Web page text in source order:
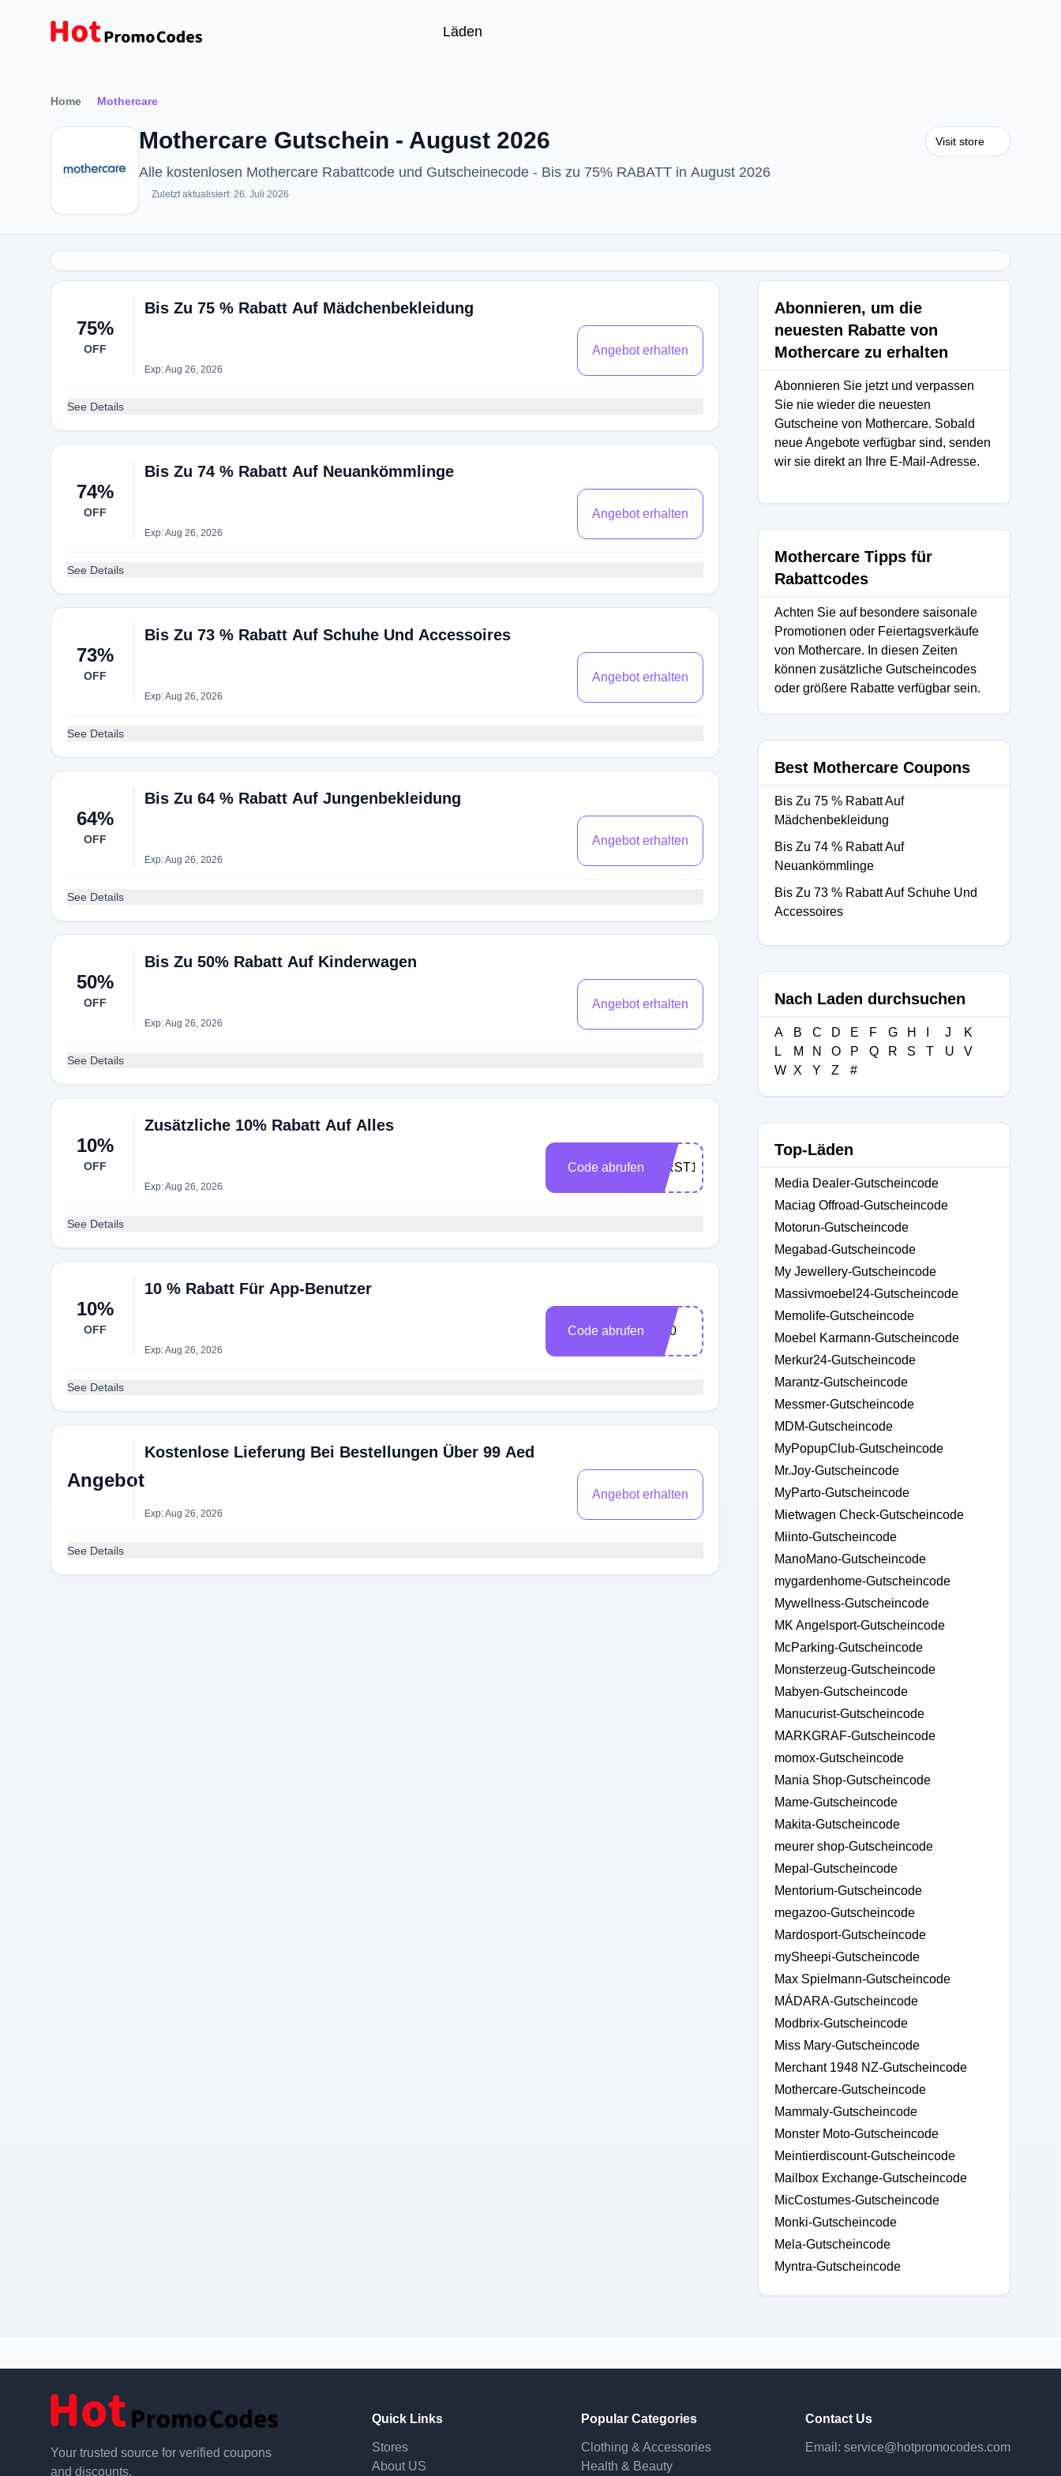
Läden
Home Mothercare
Mothercare Gutschein - August 2026
Alle kostenlosen Mothercare Rabattcode und Gutscheinecode - Bis zu 75% RABATT in August 2026
Zuletzt aktualisiert: 26. Juli 2026
Visit store
75%
OFF
Bis Zu 75 % Rabatt Auf Mädchenbekleidung
Exp: Aug 26, 2026
Angebot erhalten
See Details
74%
OFF
Bis Zu 74 % Rabatt Auf Neuankömmlinge
Exp: Aug 26, 2026
Angebot erhalten
See Details
73%
OFF
Bis Zu 73 % Rabatt Auf Schuhe Und Accessoires
Exp: Aug 26, 2026
Angebot erhalten
See Details
64%
OFF
Bis Zu 64 % Rabatt Auf Jungenbekleidung
Exp: Aug 26, 2026
Angebot erhalten
See Details
50%
OFF
Bis Zu 50% Rabatt Auf Kinderwagen
Exp: Aug 26, 2026
Angebot erhalten
See Details
10%
OFF
Zusätzliche 10% Rabatt Auf Alles
Exp: Aug 26, 2026
Code abrufen FIRST10
See Details
10%
OFF
10 % Rabatt Für App-Benutzer
Exp: Aug 26, 2026
Code abrufen P10
See Details
Angebot
Kostenlose Lieferung Bei Bestellungen Über 99 Aed
Exp: Aug 26, 2026
Angebot erhalten
See Details
Abonnieren, um die
neuesten Rabatte von
Mothercare zu erhalten
Abonnieren Sie jetzt und verpassen
Sie nie wieder die neuesten
Gutscheine von Mothercare. Sobald
neue Angebote verfügbar sind, senden
wir sie direkt an Ihre E-Mail-Adresse.
Mothercare Tipps für
Rabattcodes
Achten Sie auf besondere saisonale
Promotionen oder Feiertagsverkäufe
von Mothercare. In diesen Zeiten
können zusätzliche Gutscheincodes
oder größere Rabatte verfügbar sein.
Best Mothercare Coupons
Bis Zu 75 % Rabatt Auf
Mädchenbekleidung
Bis Zu 74 % Rabatt Auf
Neuankömmlinge
Bis Zu 73 % Rabatt Auf Schuhe Und
Accessoires
Nach Laden durchsuchen
A B C D E F G H J
K
L
M N O P Q R S T U
V
W X Y Z #
Top-Läden
Media Dealer-Gutscheincode
Maciag Offroad-Gutscheincode
Motorun-Gutscheincode
Megabad-Gutscheincode
My Jewellery-Gutscheincode
Massivmoebel24-Gutscheincode
Memolife-Gutscheincode
Moebel Karmann-Gutscheincode
Merkur24-Gutscheincode
Marantz-Gutscheincode
Messmer-Gutscheincode
MDM-Gutscheincode
MyPopupClub-Gutscheincode
Mr.Joy-Gutscheincode
MyParto-Gutscheincode
Mietwagen Check-Gutscheincode
Miinto-Gutscheincode
ManoMano-Gutscheincode
mygardenhome-Gutscheincode
Mywellness-Gutscheincode
MK Angelsport-Gutscheincode
McParking-Gutscheincode
Monsterzeug-Gutscheincode
Mabyen-Gutscheincode
Manucurist-Gutscheincode
MARKGRAF-Gutscheincode
momox-Gutscheincode
Mania Shop-Gutscheincode
Mame-Gutscheincode
Makita-Gutscheincode
meurer shop-Gutscheincode
Mepal-Gutscheincode
Mentorium-Gutscheincode
megazoo-Gutscheincode
Mardosport-Gutscheincode
mySheepi-Gutscheincode
Max Spielmann-Gutscheincode
MÁDARA-Gutscheincode
Modbrix-Gutscheincode
Miss Mary-Gutscheincode
Merchant 1948 NZ-Gutscheincode
Mothercare-Gutscheincode
Mammaly-Gutscheincode
Monster Moto-Gutscheincode
Meintierdiscount-Gutscheincode
Mailbox Exchange-Gutscheincode
MicCostumes-Gutscheincode
Monki-Gutscheincode
Mela-Gutscheincode
Myntra-Gutscheincode
Your trusted source for verified coupons
and discounts.
Quick Links
Stores
About US
Popular Categories
Clothing & Accessories
Health & Beauty
Contact Us
Email: service@hotpromocodes.com